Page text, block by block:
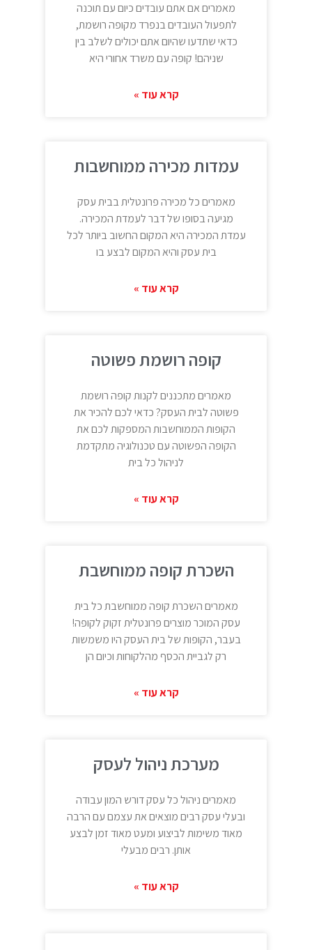
מאמרים אם אתם עובדים כיום עם תוכנה
לתפעול העובדים בנפרד מקופה רושמת,
כדאי שתדעו שהיום אתם יכולים לשלב בין
שניהם! קופה עם משרד אחורי היא
קרא עוד »
עמדות מכירה ממוחשבות
מאמרים כל מכירה פרונטלית בבית עסק
מגיעה בסופו של דבר לעמדת המכירה.
עמדת המכירה היא המקום החשוב ביותר לכל
בית עסק והיא המקום לבצע בו
קרא עוד »
קופה רושמת פשוטה
מאמרים מתכננים לקנות קופה רושמת
פשוטה לבית העסק? כדאי לכם להכיר את
הקופות הממוחשבות המספקות לכם את
הקופה הפשוטה עם טכנולוגיה מתקדמת
לניהול כל בית
קרא עוד »
השכרת קופה ממוחשבת
מאמרים השכרת קופה ממוחשבת כל בית
עסק המוכר מוצרים פרונטלית זקוק לקופה!
בעבר, הקופות של בית העסק היו משמשות
רק לגביית הכסף מהלקוחות וכיום הן
קרא עוד »
מערכת ניהול לעסק
מאמרים ניהול כל עסק דורש המון עבודה
ובעלי עסק רבים מוצאים את עצמם עם הרבה
מאוד משימות לביצוע ומעט מאוד זמן לבצע
אותן. רבים מבעלי
קרא עוד »